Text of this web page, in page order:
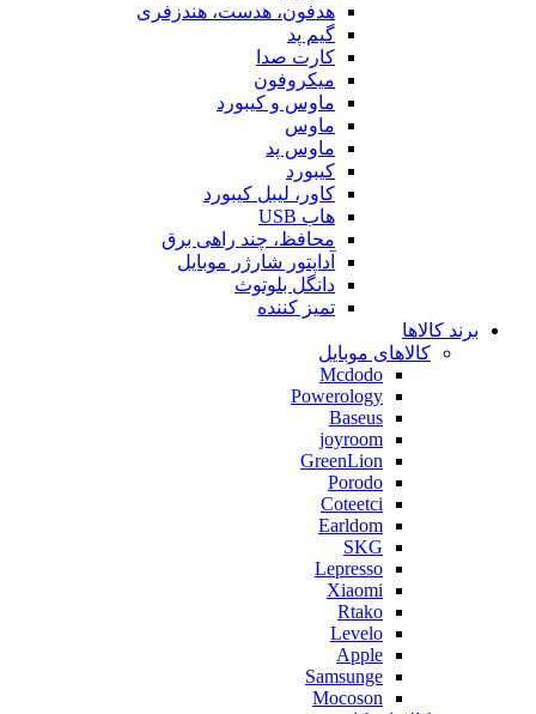
هدفون، هدست، هندزفری
گیم پد
کارت صدا
میکروفون
ماوس و کیبورد
ماوس
ماوس پد
کیبورد
کاور، لیبل کیبورد
هاب USB
محافظ، چند راهی برق
آداپتور شارژر موبایل
دانگل بلوتوث
تمیز کننده
برند کالاها
کالاهای موبایل
Mcdodo
Powerology
Baseus
joyroom
GreenLion
Porodo
Coteetci
Earldom
SKG
Lepresso
Xiaomi
Rtako
Levelo
Apple
Samsunge
Mocoson